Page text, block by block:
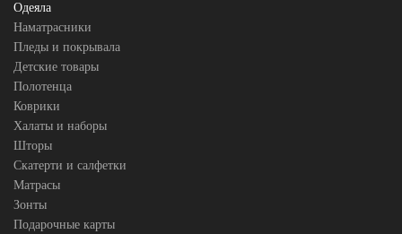
Одеяла
Наматрасники
Пледы и покрывала
Детские товары
Полотенца
Коврики
Халаты и наборы
Шторы
Скатерти и салфетки
Матрасы
Зонты
Подарочные карты